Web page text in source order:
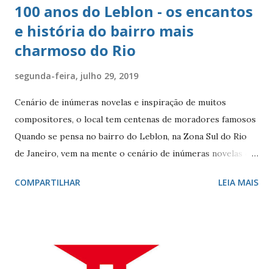
100 anos do Leblon - os encantos
e história do bairro mais
charmoso do Rio
segunda-feira, julho 29, 2019
Cenário de inúmeras novelas e inspiração de muitos
compositores, o local tem centenas de moradores famosos
Quando se pensa no bairro do Leblon, na Zona Sul do Rio
de Janeiro, vem na mente o cenário de inúmeras novelas de
compositores e poetas. Como defini-lo? Calmo e elegante.
pelo seu cartão-postal: o mar e o Morro Dois Irmãos. A
COMPARTILHAR LEIA MAIS